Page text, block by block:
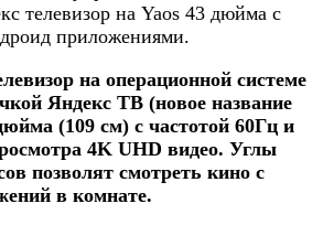
телевизор на Yaos 43 дюйма с
приложениями.
на операционной системе
Яндекс ТВ (новое название
(109 см) с частотой 60Гц и
4K UHD видео. Углы
позволят смотреть кино с
в комнате.